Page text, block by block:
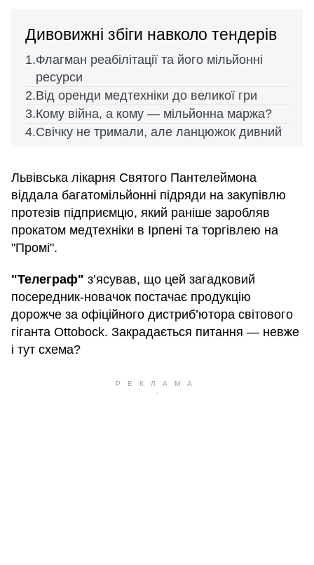
Дивовижні збіги навколо тендерів
Флагман реабілітації та його мільйонні
ресурси
Від оренди медтехніки до великої гри
Кому війна, а кому — мільйонна маржа?
Свічку не тримали, але ланцюжок дивний
Львівська лікарня Святого Пантелеймона
віддала багатомільйонні підряди на закупівлю
протезів підприємцю, який раніше заробляв
прокатом медтехніки в Ірпені та торгівлею на
"Промі".
"Телеграф" з’ясував, що цей загадковий
посередник-новачок постачає продукцію
дорожче за офіційного дистриб’ютора світового
гіганта Ottobock. Закрадається питання — невже
і тут схема?